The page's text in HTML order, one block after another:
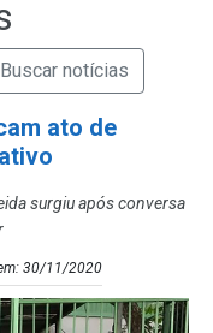
Notícias
a Busca de Notícias
ato de
surgiu após conversa
30/11/2020